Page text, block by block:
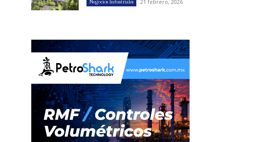
Negocios Industriales 21 febrero, 2026